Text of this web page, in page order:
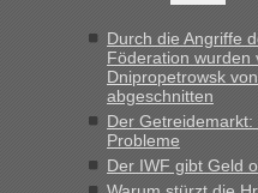
„Am besten wäre natürlich,
Alleinreisende Männer
Recht, Visa und
Anfang des Jahres
Durch die Angriffe
Föderation wurden
Dnipropetrowsk
abgeschnitten
Der
Probleme
Der IWF gibt Geld